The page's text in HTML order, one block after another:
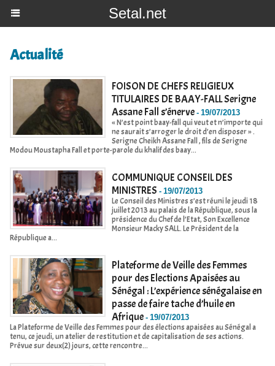
Setal.net
Actualité
FOISON DE CHEFS RELIGIEUX
TITULAIRES DE BAAY-FALL Serigne
Assane Fall s’énerve - 19/07/2013
« N’est point baay-fall qui veut et n’importe qui
ne saurait s’arroger le droit d’en disposer » .
Serigne Cheikh Assane Fall , fils de Serigne
Modou Moustapha Fall et porte-parole du khalif des baay...
COMMUNIQUE CONSEIL DES
MINISTRES - 19/07/2013
Le Conseil des Ministres s’est réuni le jeudi 18
juillet 2013 au palais de la République, sous la
présidence du Chef de l’Etat, Son Excellence
Monsieur Macky SALL. Le Président de la
République a...
Plateforme de Veille des Femmes
pour des Elections Apaisées au
Sénégal : L’expérience sénégalaise en
passe de faire tache d’huile en
Afrique - 19/07/2013
La Plateforme de Veille des Femmes pour des élections apaisées au Sénégal a
tenu, ce jeudi, un atelier de restitution et de capitalisation de ses actions.
Prévue sur deux(2) jours, cette rencontre...